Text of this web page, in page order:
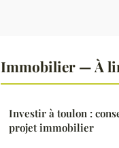
Immobilier — À
Investir à toulon :
projet immobilier